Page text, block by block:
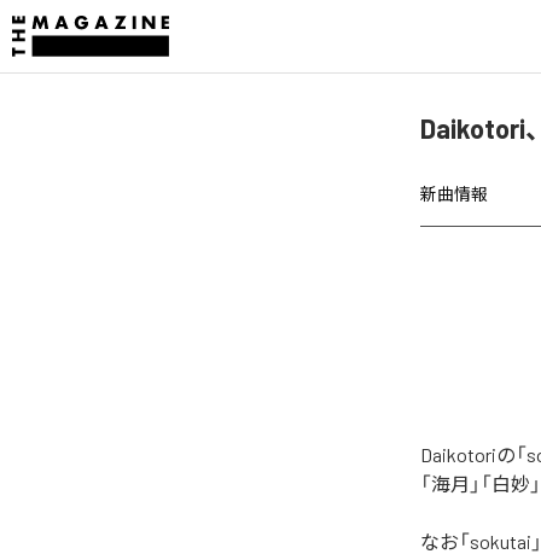
Daikotori
新曲情報
Daikotoriの「
「海月」「白
なお「sokutai